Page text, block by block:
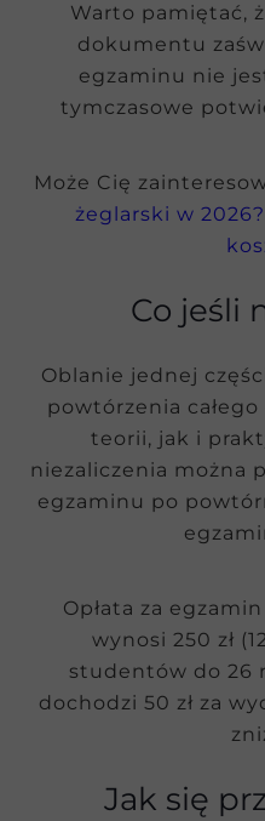
Warto pamiętać,
dokumentu
egzaminu nie
tymczasowe
Może Cię
żeglarski w
Co jeśli
Oblanie jednej
powtórzenia
teorii, jak i
niezaliczenia można
egzaminu po
Opłata za
wynosi 250 zł
studentów do 26
dochodzi 50 zł za
Jak się